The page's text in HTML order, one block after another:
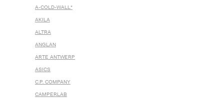
A-COLD-WALL*
AKILA
ALTRA
ANGLAN
ARTE ANTWERP
ASICS
C.P. COMPANY
CAMPERLAB